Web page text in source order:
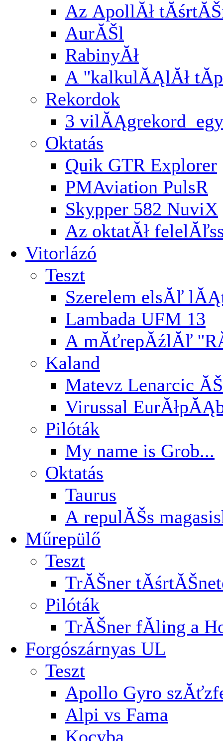
Az ApollĂł
AurĂŠl
RabinyĂł
A ''kalkulĂĄlĂł
Rekordok
3 vilĂĄgrekord
Oktatás
Quik GTR Explorer
PMAviation PulsR
Skypper 582 NuviX
Az oktatĂł
Vitorlázó
Teszt
Szerelem elsĂľ
Lambada UFM 13
A mĂťrepĂźlĂľ
Kaland
Matevz Lenarcic
Virussal
Pilóták
My name is Grob...
Oktatás
Taurus
A repulĂŠs
Műrepülő
Teszt
TrĂŠner
Pilóták
TrĂŠner fĂ­ling a
Forgószárnyas UL
Teszt
Apollo Gyro
Alpi vs Fama
Kocyba